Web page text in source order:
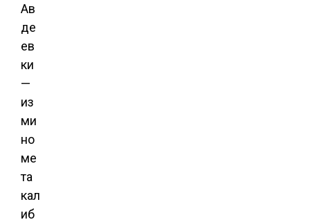
Ав
де
ев
ки
—
из
ми
но
ме
та
кал
иб